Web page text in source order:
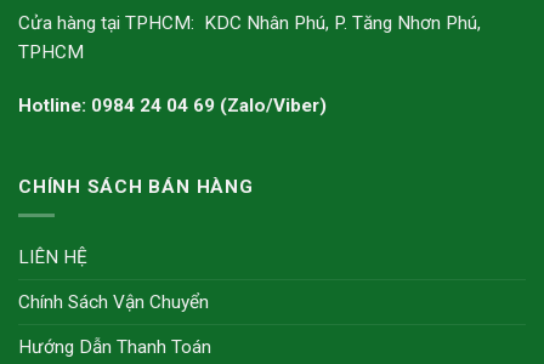
Cửa hàng tại TPHCM: KDC Nhân Phú, P. Tăng Nhơn Phú,
TPHCM
Hotline: 0984 24 04 69 (Zalo/Viber)
CHÍNH SÁCH BÁN HÀNG
LIÊN HỆ
Chính Sách Vận Chuyển
Hướng Dẫn Thanh Toán